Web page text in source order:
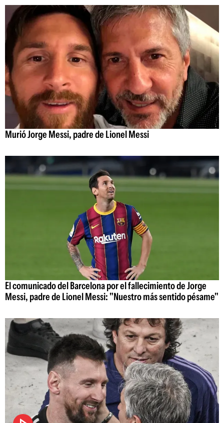
Murió Jorge Messi, padre de Lionel Messi
El comunicado del Barcelona por el fallecimiento de Jorge
Messi, padre de Lionel Messi: "Nuestro más sentido pésame"